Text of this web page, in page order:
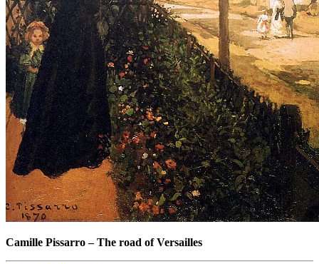
Camille Pissarro–The road of Versailles